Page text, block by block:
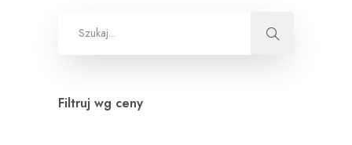
Filtruj wg ceny